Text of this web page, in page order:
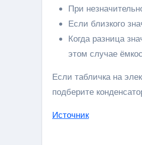
При
Если близкого
Когда разница
этом случае
Если табличка на
подберите
Источник